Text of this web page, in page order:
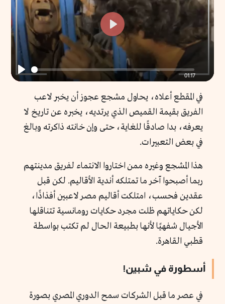
Play
01:17
Play
في المقطع أعلاه، يحاول مشجع عجوز أن يخبر لاعب
الفريق بقيمة القميص الذي يرتديه، يخبره عن تاريخ لا
يعرفه، بدا صادقًا للغاية، حتى وإن خانته ذاكرته وبالغ
في بعض التعبيرات.
هذا المشجع وغيره ممن اختاروا الانتماء لفريق مدينتهم
ربما أصبحوا آخر ما تمتلكه أندية الأقاليم. لكن قبل
عقدين فحسب، امتلكت أقاليم مصر لاعبين أفذاذًا،
لكن حكاياتهم ظلت مجرد حكايات رومانسية تتناقلها
الأجيال شفهيًا لأنها بطبيعة الحال لم تكتب بواسطة
قطبي القاهرة.
أسطورة في شبين!
في عصر ما قبل الشركات سمح الدوري المصري بصورة